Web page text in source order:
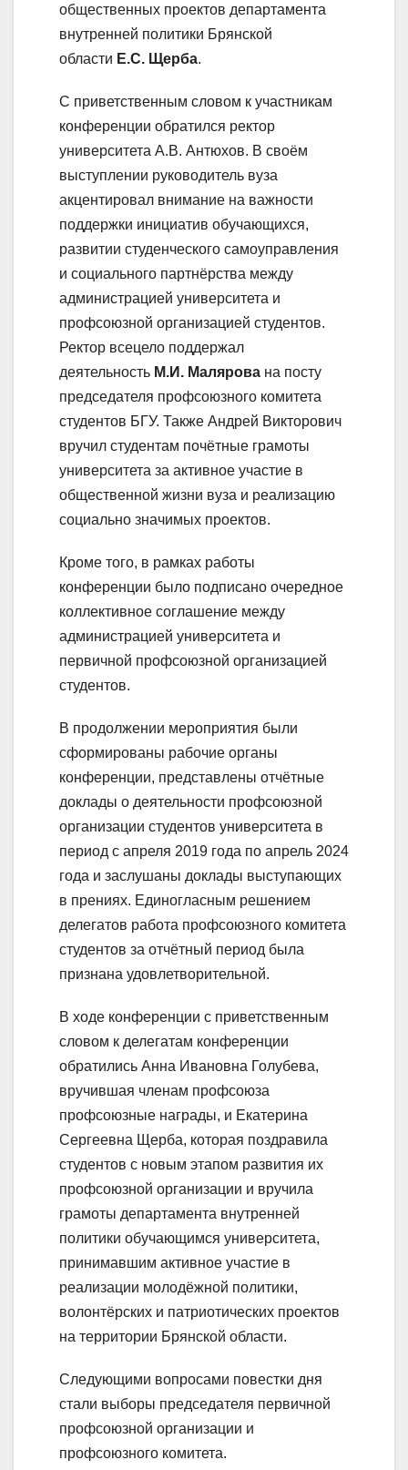
общественных проектов департамента
внутренней политики Брянской
области Е.С. Щерба.
С приветственным словом к участникам
конференции обратился ректор
университета А.В. Антюхов. В своём
выступлении руководитель вуза
акцентировал внимание на важности
поддержки инициатив обучающихся,
развитии студенческого самоуправления
и социального партнёрства между
администрацией университета и
профсоюзной организацией студентов.
Ректор всецело поддержал
деятельность М.И. Малярова на посту
председателя профсоюзного комитета
студентов БГУ. Также Андрей Викторович
вручил студентам почётные грамоты
университета за активное участие в
общественной жизни вуза и реализацию
социально значимых проектов.
Кроме того, в рамках работы
конференции было подписано очередное
коллективное соглашение между
администрацией университета и
первичной профсоюзной организацией
студентов.
В продолжении мероприятия были
сформированы рабочие органы
конференции, представлены отчётные
доклады о деятельности профсоюзной
организации студентов университета в
период с апреля 2019 года по апрель 2024
года и заслушаны доклады выступающих
в прениях. Единогласным решением
делегатов работа профсоюзного комитета
студентов за отчётный период была
признана удовлетворительной.
В ходе конференции с приветственным
словом к делегатам конференции
обратились Анна Ивановна Голубева,
вручившая членам профсоюза
профсоюзные награды, и Екатерина
Сергеевна Щерба, которая поздравила
студентов с новым этапом развития их
профсоюзной организации и вручила
грамоты департамента внутренней
политики обучающимся университета,
принимавшим активное участие в
реализации молодёжной политики,
волонтёрских и патриотических проектов
на территории Брянской области.
Следующими вопросами повестки дня
стали выборы председателя первичной
профсоюзной организации и
профсоюзного комитета.